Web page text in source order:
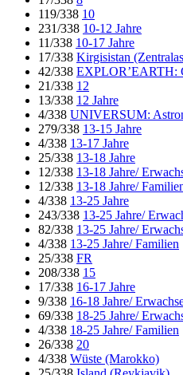
119/338 10
231/338 10-12 Jahre
11/338 10-17 Jahre
17/338 Kirgisistan
42/338 EXPLOR’EARTH:
21/338 12
13/338 12 Jahre
4/338 UNIVERSUM:
279/338 13-15 Jahre
4/338 13-17 Jahre
25/338 13-18 Jahre
12/338 13-18 Jahre/
12/338 13-18 Jahre/
4/338 13-25 Jahre
243/338 13-25 Jahre/
82/338 13-25 Jahre/
4/338 13-25 Jahre/ Familien
25/338 FR
208/338 15
17/338 16-17 Jahre
9/338 16-18 Jahre/
69/338 18-25 Jahre/
4/338 18-25 Jahre/ Familien
26/338 20
4/338 Wüste (Marokko)